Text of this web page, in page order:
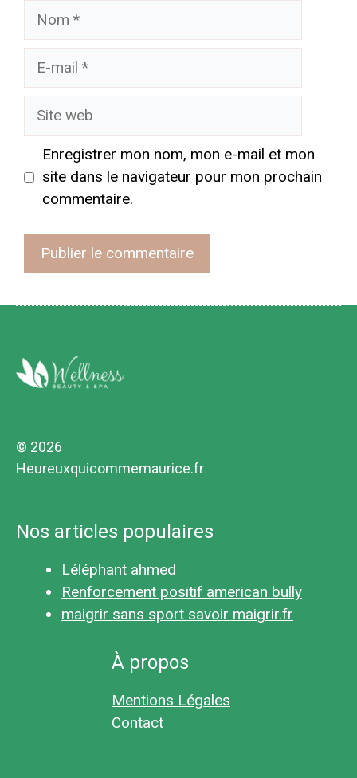
Nom
Site
Enregistrer mon nom, mon e-mail et mon
site dans le navigateur pour mon prochain
commentaire.
© 2026
Heureuxquicommemaurice.fr
Nos articles populaires
Léléphant ahmed
Renforcement positif american bully
maigrir sans sport savoir maigrir.fr
À propos
Mentions Légales
Contact